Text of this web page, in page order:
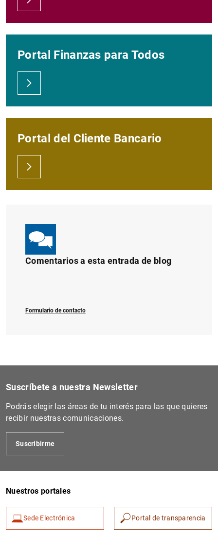
Portal Finanzas para Todos
Portal del Cliente Bancario
Comentarios a esta entrada de blog
Formulario de contacto
Suscríbete a nuestra Newsletter
Podrás elegir las áreas de tu interés para las que quieres
recibir nuestras comunicaciones.
Suscribirme
Nuestros portales
Sede Electrónica Portal de transparencia